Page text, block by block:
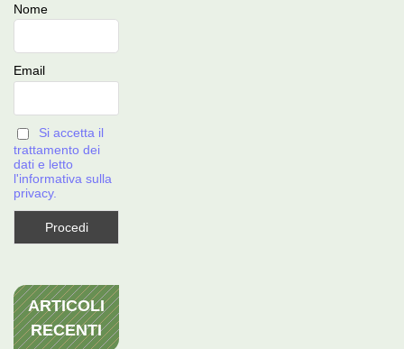
Nome
Email
Si accetta il
trattamento dei
dati e letto
l'informativa sulla
privacy.
ARTICOLI
RECENTI